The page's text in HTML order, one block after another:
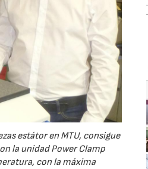
estátor en MTU, consigue
la unidad Power Clamp
con la máxima